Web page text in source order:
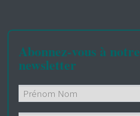
Abonnez-vous à notre
newsletter